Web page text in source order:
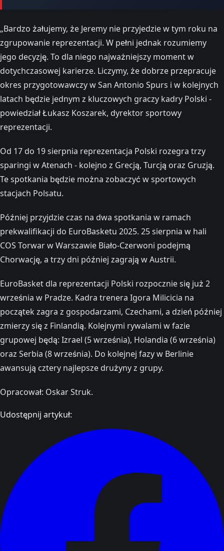
„Bardzo żałujemy, że Jeremy nie przyjedzie w tym roku na
zgrupowanie reprezentacji. W pełni jednak rozumiemy
jego decyzję. To dla niego najważniejszy moment w
dotychczasowej karierze. Liczymy, że dobrze przepracuje
okres przygotowawczy w San Antonio Spurs i w kolejnych
latach będzie jednym z kluczowych graczy kadry Polski -
powiedział Łukasz Koszarek, dyrektor sportowy
reprezentacji.
Od 17 do 19 sierpnia reprezentacja Polski rozegra trzy
sparingi w Atenach - kolejno z Grecją, Turcją oraz Gruzją.
Te spotkania będzie można zobaczyć w sportowych
stacjach Polsatu.
Później przyjdzie czas na dwa spotkania w ramach
prekwalifikacji do EuroBasketu 2025. 25 sierpnia w hali
COS Torwar w Warszawie Biało-Czerwoni podejmą
Chorwację, a trzy dni później zagrają w Austrii.
EuroBasket dla reprezentacji Polski rozpocznie się już 2
września w Pradze. Kadra trenera Igora Milicicia na
początek zagra z gospodarzami, Czechami, a dzień później
zmierzy się z Finlandią. Kolejnymi rywalami w fazie
grupowej będą: Izrael (5 września), Holandia (6 września)
oraz Serbia (8 września). Do kolejnej fazy w Berlinie
awansują cztery najlepsze drużyny z grupy.
Opracował: Oskar Struk.
Udostępnij artykuł: